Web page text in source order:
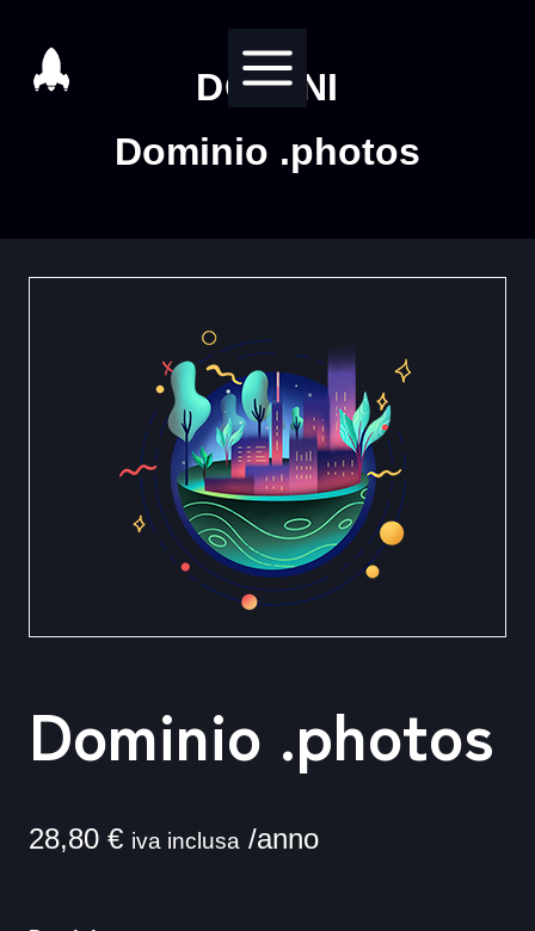
contenuto
DOMINI
Dominio .photos
Dominio .photos
28,80 € iva inclusa /anno